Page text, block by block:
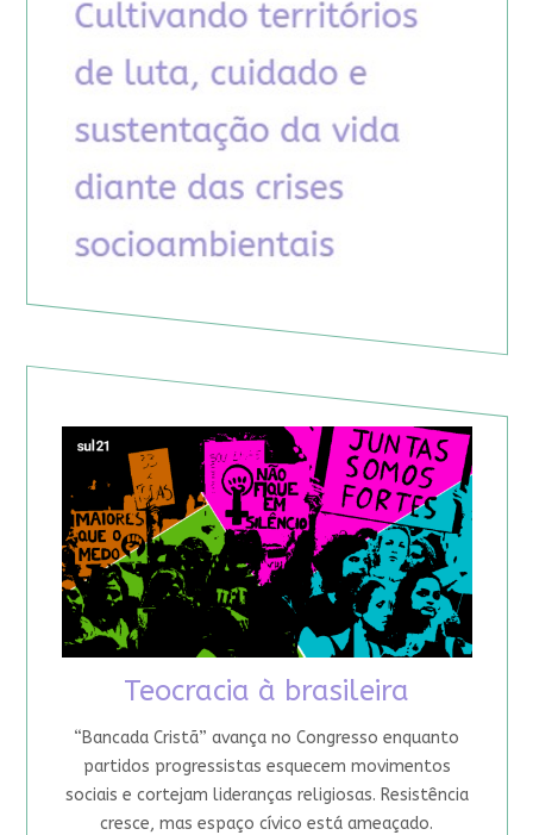
Teocracia à brasileira
“Bancada Cristã” avança no Congresso enquanto
partidos progressistas esquecem movimentos
sociais e cortejam lideranças religiosas. Resistência
cresce, mas espaço cívico está ameaçado.